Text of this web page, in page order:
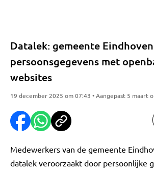
Datalek: gemeente
persoonsgegevens met
websites
19 december 2025 om 07:43 • Aangepast 5 maart
Medewerkers van de gemeente
datalek veroorzaakt door persoonlijke